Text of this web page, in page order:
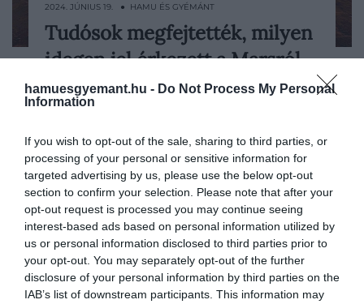
hamuesgyemant.hu - Do Not Process My Personal
Information
If you wish to opt-out of the sale, sharing to third parties, or
processing of your personal or sensitive information for
targeted advertising by us, please use the below opt-out
section to confirm your selection. Please note that after your
opt-out request is processed you may continue seeing
interest-based ads based on personal information utilized by
us or personal information disclosed to third parties prior to
your opt-out. You may separately opt-out of the further
disclosure of your personal information by third parties on the
IAB’s list of downstream participants. This information may
Valamivel több mint egy évvel ezelőtt az
emberek szerte a bolygón kihívást kaptak
az égiektől: fejtsenek meg egy üzenetet.
A kódot Daniela de Paulis, a SETI Intézet
idegen jel szimulálása volt, és bár a Földön
született meg, azt a Marsról sugározták a…
2024. JÚNIUS 19. ● HAMU ÉS GYÉMÁNT
Tudósok megfejtették, milyen
idegen jel érkezett a Marsról
HAMU ÉS GYÉMÁNT